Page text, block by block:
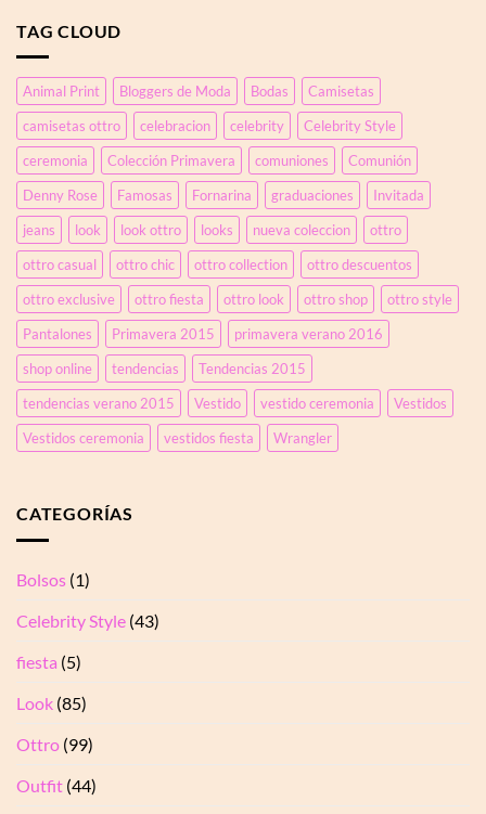
jeans
efecto
corsé
con
botón
joya
en
bajo
y
blusa
plisada
con
tul
transparente
pedrería
TAG CLOUD
Animal Print Bloggers de Moda Bodas
Camisetas
camisetas ottro
celebracion celebrity
Celebrity Style
ceremonia
Colección Primavera comuniones
Comunión
Denny Rose
Famosas Fornarina graduaciones
Invitada
jeans
look look ottro looks nueva coleccion
ottro
ottro casual
ottro chic ottro collection
ottro descuentos
ottro exclusive
ottro fiesta ottro look ottro shop
ottro style
Pantalones
Primavera 2015
primavera verano 2016
shop online
tendencias
Tendencias 2015
tendencias verano 2015
Vestido vestido ceremonia
Vestidos
Vestidos ceremonia
vestidos fiesta Wrangler
CATEGORÍAS
Bolsos (1)
Celebrity Style (43)
fiesta (5)
Look (85)
Ottro (99)
Outfit (44)